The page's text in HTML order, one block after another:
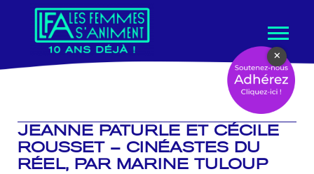
contenu
JEANNE PATURLE ET CÉCILE
ROUSSET – CINÉASTES DU
RÉEL, PAR MARINE TULOUP
×